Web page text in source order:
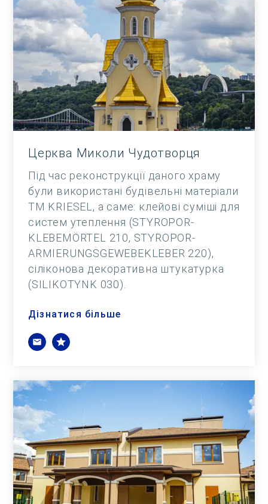
Церква Миколи Чудотворця
Під час реконструкції даного храму
були використані будівельні матеріали
ТМ KRIESEL, а саме: клейові суміші для
систем утеплення (STYROPOR-
KLEBEMÖRTEL 210, STYROPOR-
ARMIERUNGSGEWEBEKLEBER 220),
сіліконова декоративна штукатурка
(SILIKOTYNK 030).
Дізнатися більше